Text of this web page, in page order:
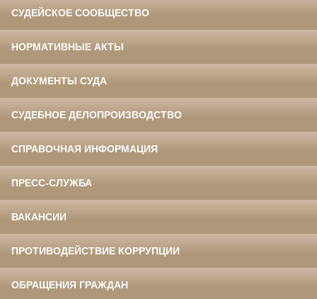
СУДЕЙСКОЕ СООБЩЕСТВО
НОРМАТИВНЫЕ АКТЫ
ДОКУМЕНТЫ СУДА
СУДЕБНОЕ ДЕЛОПРОИЗВОДСТВО
СПРАВОЧНАЯ ИНФОРМАЦИЯ
ПРЕСС-СЛУЖБА
ВАКАНСИИ
ПРОТИВОДЕЙСТВИЕ КОРРУПЦИИ
ОБРАЩЕНИЯ ГРАЖДАН